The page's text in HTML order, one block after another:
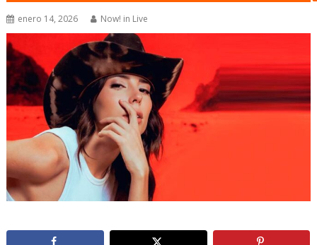
enero 14, 2026 Now! in Live